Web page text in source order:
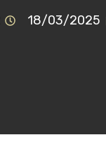
18/03/2025